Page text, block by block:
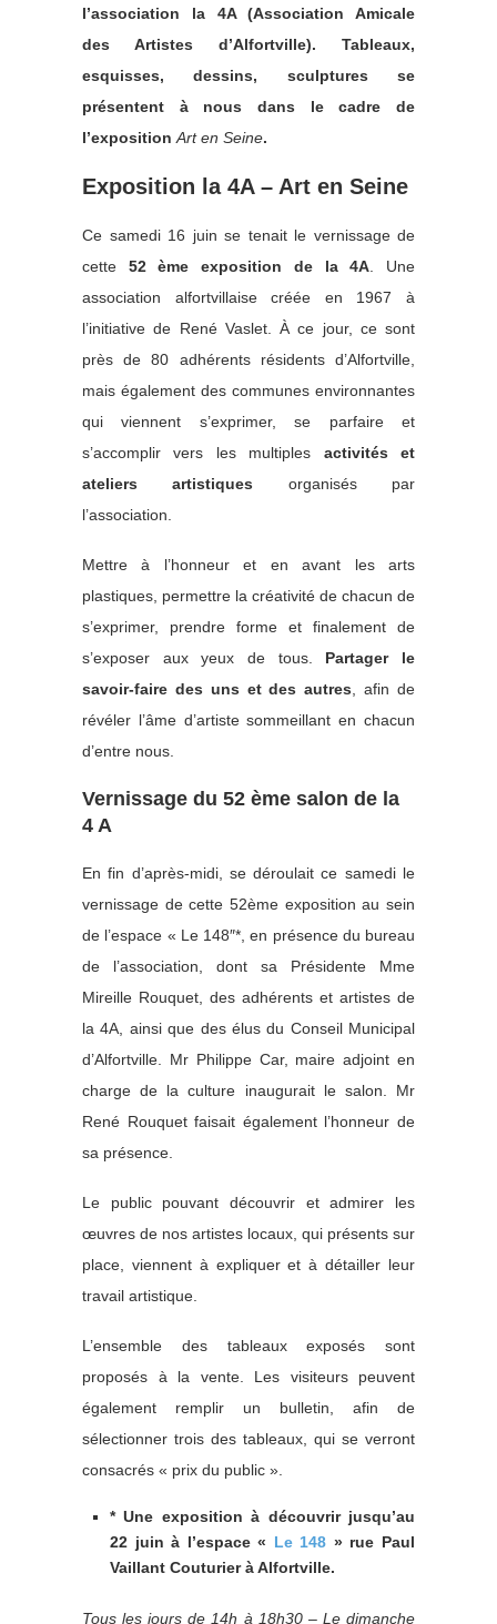
l’association la 4A (Association Amicale
des Artistes d’Alfortville). Tableaux,
esquisses, dessins, sculptures se
présentent à nous dans le cadre de
l’expositionArt en Seine.
Exposition la 4A – Art en Seine
Ce samedi 16 juin se tenait le vernissage de
cette 52 ème exposition de la 4A. Une
association alfortvillaise créée en 1967 à
l’initiative de René Vaslet. À ce jour, ce sont
près de 80 adhérents résidents d’Alfortville,
mais également des communes environnantes
qui viennent s’exprimer, se parfaire et
s’accomplir vers les multiples activités et
ateliers artistiques organisés par
l’association.
Mettre à l’honneur et en avant les arts
plastiques, permettre la créativité de chacun de
s’exprimer, prendre forme et finalement de
s’exposer aux yeux de tous. Partager le
savoir-faire des uns et des autres, afin de
révéler l’âme d’artiste sommeillant en chacun
d’entre nous.
Vernissage du 52 ème salon de la
4 A
En fin d’après-midi, se déroulait ce samedi le
vernissage de cette 52ème exposition au sein
de l’espace « Le 148″*, en présence du bureau
de l’association, dont sa Présidente Mme
Mireille Rouquet, des adhérents et artistes de
la 4A, ainsi que des élus du Conseil Municipal
d’Alfortville. Mr Philippe Car, maire adjoint en
charge de la culture inaugurait le salon. Mr
René Rouquet faisait également l’honneur de
sa présence.
Le public pouvant découvrir et admirer les
œuvres de nos artistes locaux, qui présents sur
place, viennent à expliquer et à détailler leur
travail artistique.
L’ensemble des tableaux exposés sont
proposés à la vente. Les visiteurs peuvent
également remplir un bulletin, afin de
sélectionner trois des tableaux, qui se verront
consacrés « prix du public ».
* Une exposition à découvrir jusqu’au
22 juin à l’espace « Le 148 » rue Paul
Vaillant Couturier à Alfortville.
Tous les jours de 14h à 18h30 – Le dimanche